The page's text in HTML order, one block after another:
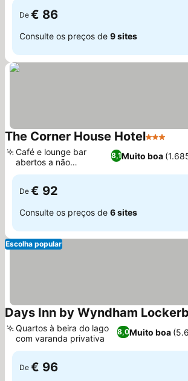
De € 86
Consulte os preços de 9 sites
The Corner House Hotel3 Estrelas
8,1Muito boa
Café e lounge bar
abertos a não
hóspedes
De € 92
Consulte os preços de 6 sites
Escolha popular
Days Inn by Wyndham
8,0Muito boa
Quartos à beira do lago
com varanda privativa
De € 96